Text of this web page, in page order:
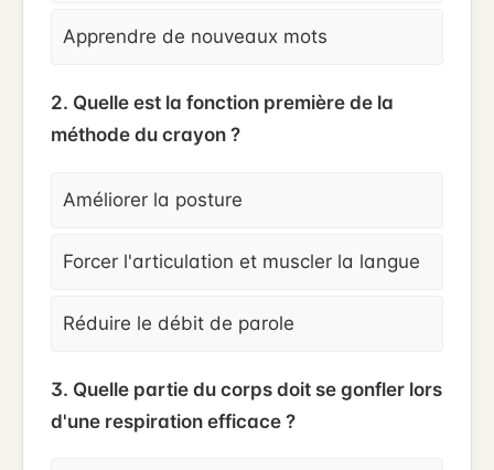
Apprendre de nouveaux mots
2. Quelle est la fonction première de la
méthode du crayon ?
Améliorer la posture
Forcer l'articulation et muscler la langue
Réduire le débit de parole
3. Quelle partie du corps doit se gonfler lors
d'une respiration efficace ?